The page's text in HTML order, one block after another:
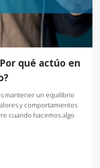
qué actúo en
mantener un equilibrio
y comportamientos
cuando hacemos algo